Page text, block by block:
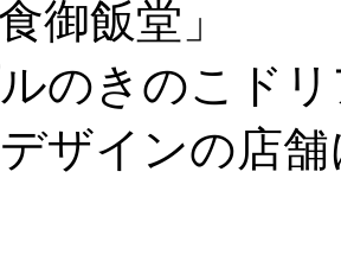
御飯堂」
のきのこド
ザインの店